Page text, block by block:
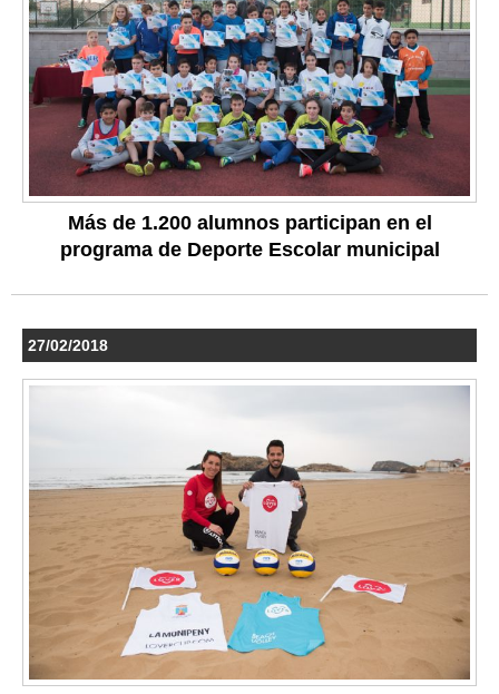
Más de 1.200 alumnos participan en el
programa de Deporte Escolar municipal
27/02/2018